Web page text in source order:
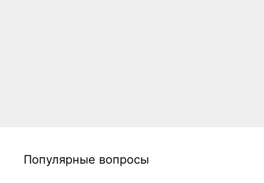
Популярные вопросы